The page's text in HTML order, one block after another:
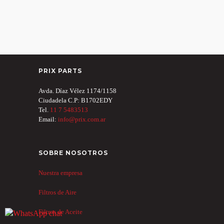
PRIX PARTS
Avda. Díaz Vélez 1174/1158
Ciudadela C.P: B1702EDY
Tel. 11 7 5483513
Email: info@prix.com.ar
SOBRE NOSOTROS
Nuestra empresa
Filtros de Aire
Filtros de Aceite